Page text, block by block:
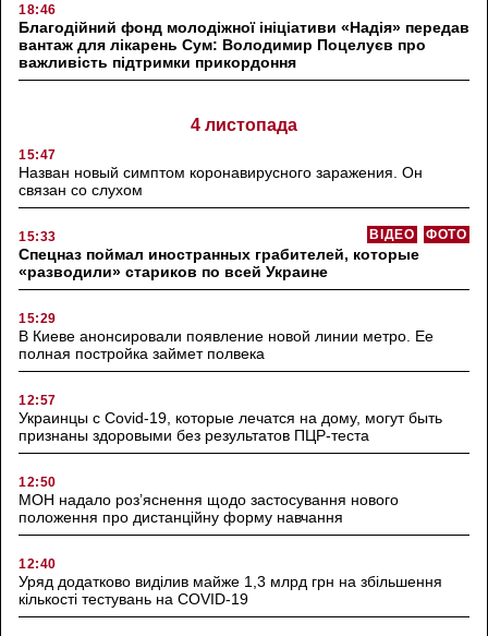
18:46
Благодійний фонд молодіжної ініціативи «Надія» передав
вантаж для лікарень Сум: Володимир Поцелуєв про
важливість підтримки прикордоння
4 листопада
15:47
Назван новый симптом коронавирусного заражения. Он
связан со слухом
15:33 ФОТО
ВІДЕО
Спецназ поймал иностранных грабителей, которые
«разводили» стариков по всей Украине
15:29
В Киеве анонсировали появление новой линии метро. Ее
полная постройка займет полвека
12:57
Украинцы с Covid-19, которые лечатся на дому, могут быть
признаны здоровыми без результатов ПЦР-теста
12:50
МОН надало роз’яснення щодо застосування нового
положення про дистанційну форму навчання
12:40
Уряд додатково виділив майже 1,3 млрд грн на збільшення
кількості тестувань на COVID-19